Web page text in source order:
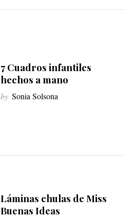
7 Cuadros infantiles
hechos a mano
by Sonia Solsona
Láminas chulas de Miss
Buenas Ideas